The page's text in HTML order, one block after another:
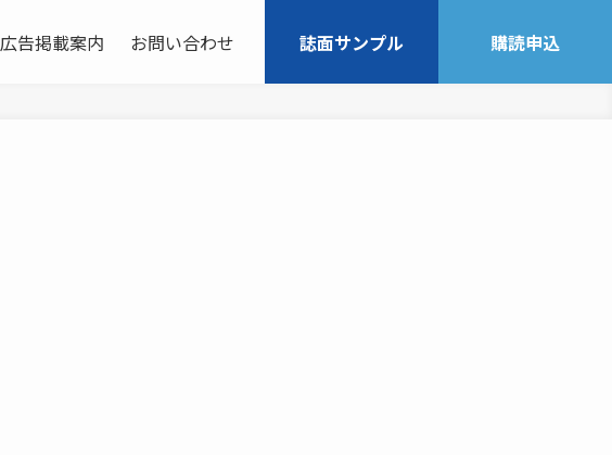
広告掲載案内 お問い合わせ 誌面サンプル 購読申込